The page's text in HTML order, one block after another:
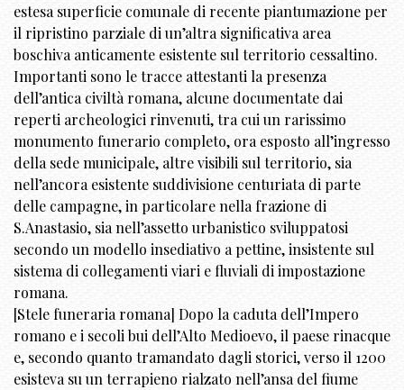
estesa superficie comunale di recente piantumazione per
il ripristino parziale di un’altra significativa area
boschiva anticamente esistente sul territorio cessaltino.
Importanti sono le tracce attestanti la presenza
dell’antica civiltà romana, alcune documentate dai
reperti archeologici rinvenuti, tra cui un rarissimo
monumento funerario completo, ora esposto all’ingresso
della sede municipale, altre visibili sul territorio, sia
nell’ancora esistente suddivisione centuriata di parte
delle campagne, in particolare nella frazione di
S.Anastasio, sia nell’assetto urbanistico sviluppatosi
secondo un modello insediativo a pettine, insistente sul
sistema di collegamenti viari e fluviali di impostazione
romana.
[Stele funeraria romana] Dopo la caduta dell’Impero
romano e i secoli bui dell’Alto Medioevo, il paese rinacque
e, secondo quanto tramandato dagli storici, verso il 1200
esisteva su un terrapieno rialzato nell’ansa del fiume